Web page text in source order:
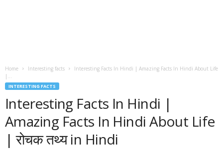
Home Interesting facts
Interesting Facts In Hindi | Amazing Facts In Hindi About Life
|...
INTERESTING FACTS
Interesting Facts In Hindi |
Amazing Facts In Hindi About Life
| रोचक तथ्य in Hindi